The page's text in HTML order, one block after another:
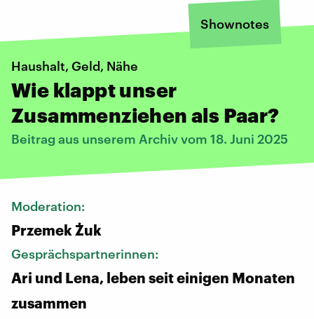
Shownotes
Haushalt, Geld, Nähe
Wie klappt unser
Zusammenziehen als Paar?
Beitrag aus unserem Archiv vom 18. Juni 2025
Moderation:
Przemek Żuk
Gesprächspartnerinnen:
Ari und Lena, leben seit einigen Monaten
zusammen